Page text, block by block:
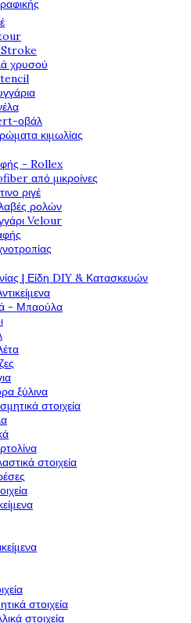
Stroke
χρυσού
οβάλ
κιμωλίας
- Rollex
από μικροίνες
ριγέ
ρολών
Velour
| Είδη DIY & Κατασκευών
- Μπαούλα
ξύλινα
στοιχεία
στοιχεία
στοιχεία
στοιχεία